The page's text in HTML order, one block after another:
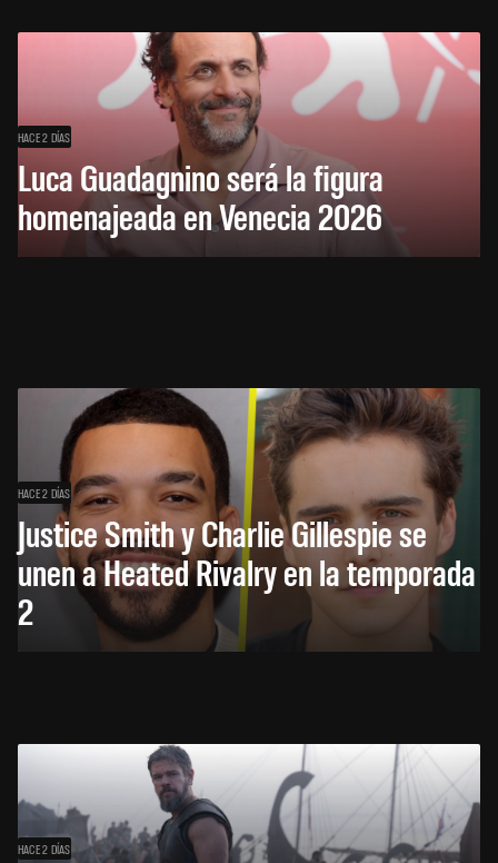
HACE 2 DÍAS
Luca Guadagnino será la figura
homenajeada en Venecia 2026
HACE 2 DÍAS
Justice Smith y Charlie Gillespie se
unen a Heated Rivalry en la temporada
2
HACE 2 DÍAS